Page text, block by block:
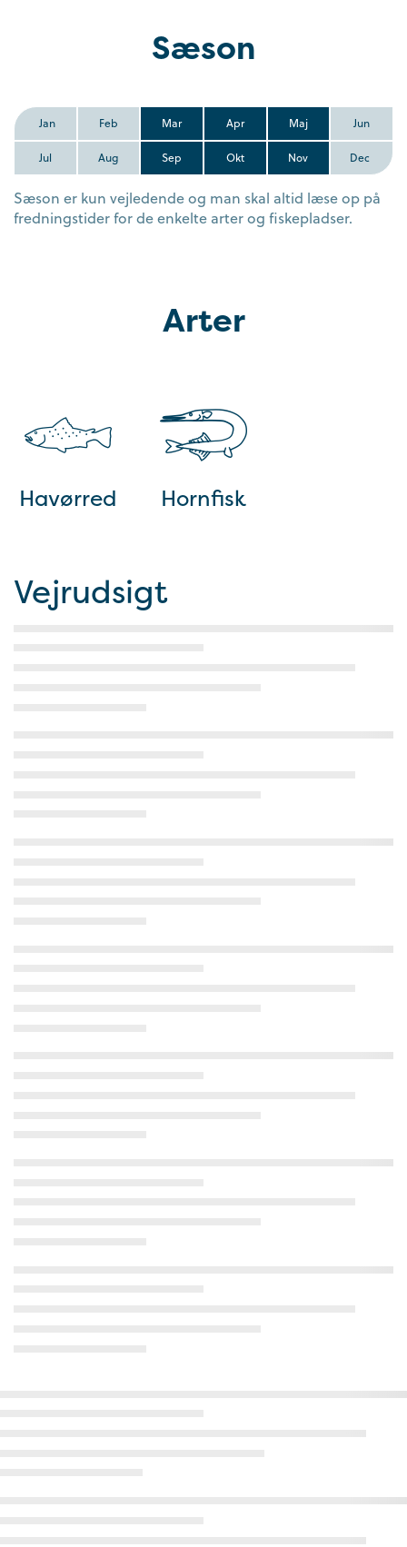
Sæson
Jan Feb Mar Apr Maj Jun
Jul Aug Sep Okt Nov Dec
Sæson er kun vejledende og man skal altid læse op på
fredningstider for de enkelte arter og fiskepladser.
Arter
Havørred Hornfisk
Vejrudsigt